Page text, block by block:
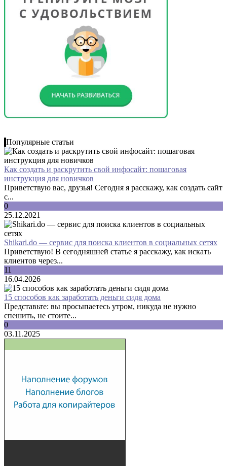
Популярные статьи
Как создать и раскрутить свой инфосайт: пошаговая
инструкция для новичков
Приветствую вас, друзья! Сегодня я расскажу, как создать сайт
с...
0
25.12.2021
Shikari.do — сервис для поиска клиентов в социальных сетях
Приветствую! В сегодняшней статье я расскажу, как искать
клиентов через...
11
16.04.2026
15 способов как заработать деньги сидя дома
Представьте: вы просыпаетесь утром, никуда не нужно
спешить, не стоите...
0
03.11.2025